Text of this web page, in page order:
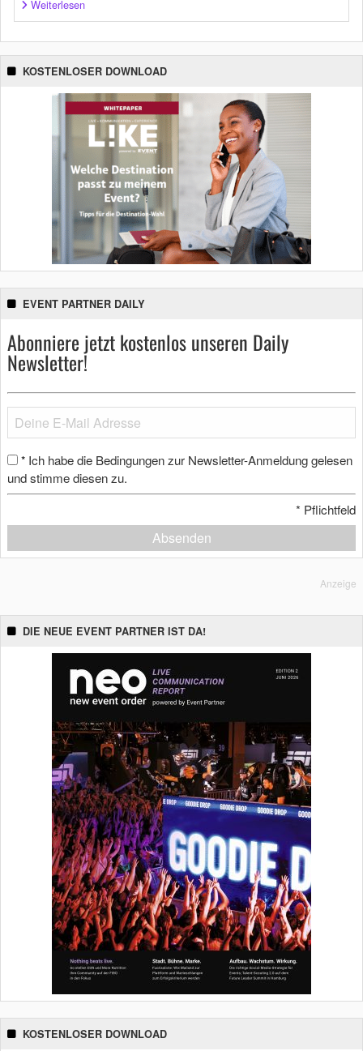
Weiterlesen
KOSTENLOSER DOWNLOAD
EVENT PARTNER DAILY
Abonniere jetzt kostenlos unseren Daily
Newsletter!
* Ich habe die Bedingungen zur Newsletter-Anmeldung gelesen
und stimme diesen zu.
* Pflichtfeld
Absenden
Anzeige
DIE NEUE EVENT PARTNER IST DA!
KOSTENLOSER DOWNLOAD